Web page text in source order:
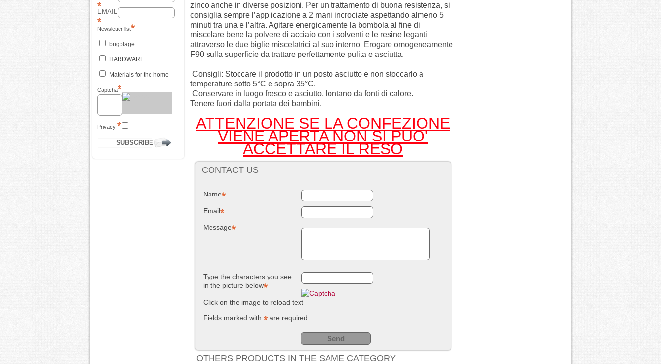
EMAIL
Newsletter list
brigolage
HARDWARE
Materials for the home
Captcha
Privacy
zinco anche in diverse posizioni. Per un trattamento di buona resistenza, si
consiglia sempre l’applicazione a 2 mani incrociate aspettando almeno 5
minuti tra una e l’altra. Agitare energicamente la bombola al fine di
miscelare bene la polvere di acciaio con i solventi e le resine leganti
attraverso le due biglie miscelatrici al suo interno. Erogare omogeneamente
F90 sulla superficie da trattare perfettamente pulita e asciutta.
Consigli: Stoccare il prodotto in un posto asciutto e non stoccarlo a
temperature sotto 5°C e sopra 35°C.
Conservare in luogo fresco e asciutto, lontano da fonti di calore.
Tenere fuori dalla portata dei bambini.
ATTENZIONE SE LA CONFEZIONE
VIENE APERTA NON SI PUO'
ACCETTARE IL RESO
CONTACT US
Name
Email
Message
Type the characters you see
in the picture below
Click on the image to reload text
Fields marked with
are required
OTHERS PRODUCTS IN THE SAME CATEGORY